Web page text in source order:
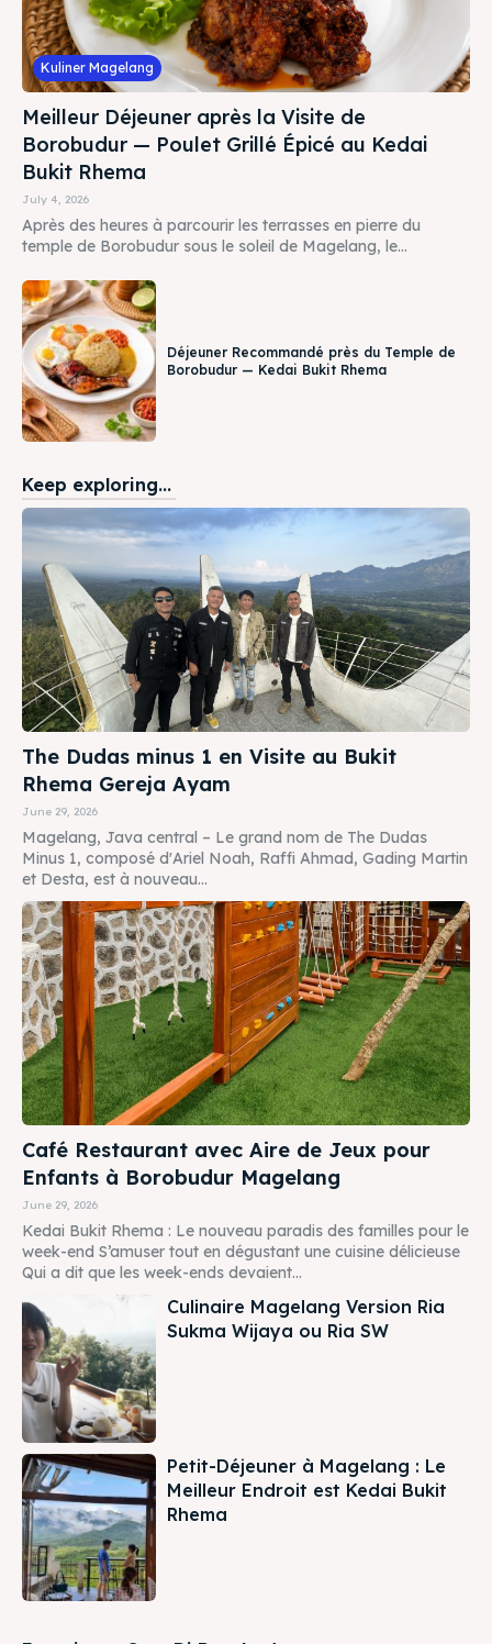
Kuliner Magelang
Meilleur Déjeuner après la Visite de
Borobudur — Poulet Grillé Épicé au Kedai
Bukit Rhema
July 4, 2026
Après des heures à parcourir les terrasses en pierre du
temple de Borobudur sous le soleil de Magelang, le...
Déjeuner Recommandé près du Temple de
Borobudur — Kedai Bukit Rhema
Keep exploring...
The Dudas minus 1 en Visite au Bukit
Rhema Gereja Ayam
June 29, 2026
Magelang, Java central – Le grand nom de The Dudas
Minus 1, composé d'Ariel Noah, Raffi Ahmad, Gading Martin
et Desta, est à nouveau...
Café Restaurant avec Aire de Jeux pour
Enfants à Borobudur Magelang
June 29, 2026
Kedai Bukit Rhema : Le nouveau paradis des familles pour le
week-end S’amuser tout en dégustant une cuisine délicieuse
Qui a dit que les week-ends devaient...
Culinaire Magelang Version Ria
Sukma Wijaya ou Ria SW
Petit-Déjeuner à Magelang : Le
Meilleur Endroit est Kedai Bukit
Rhema